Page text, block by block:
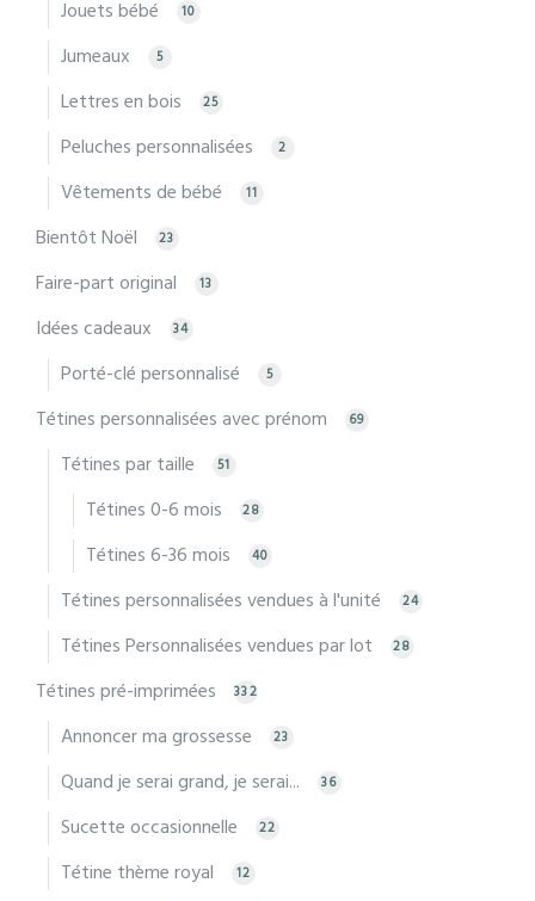
Jouets bébé 10
Jumeaux 5
Lettres en bois 25
Peluches personnalisées 2
Vêtements de bébé 11
Bientôt Noël 23
Faire-part original 13
Idées cadeaux 34
Porté-clé personnalisé 5
Tétines personnalisées avec prénom 69
Tétines par taille 51
Tétines 0-6 mois 28
Tétines 6-36 mois 40
Tétines personnalisées vendues à l'unité 24
Tétines Personnalisées vendues par lot 28
Tétines pré-imprimées 332
Annoncer ma grossesse 23
Quand je serai grand, je serai... 36
Sucette occasionnelle 22
Tétine thème royal 12